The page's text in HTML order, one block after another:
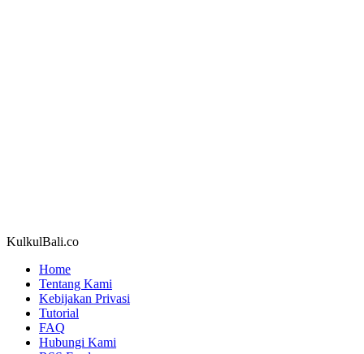
KulkulBali.co
Home
Tentang Kami
Kebijakan Privasi
Tutorial
FAQ
Hubungi Kami